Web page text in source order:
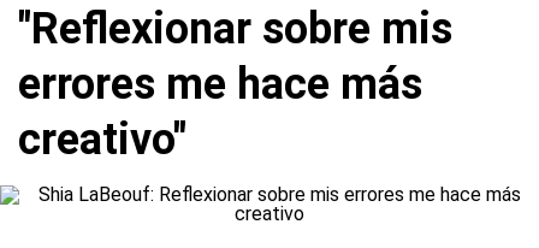
"Reflexionar sobre mis
errores me hace más
creativo"